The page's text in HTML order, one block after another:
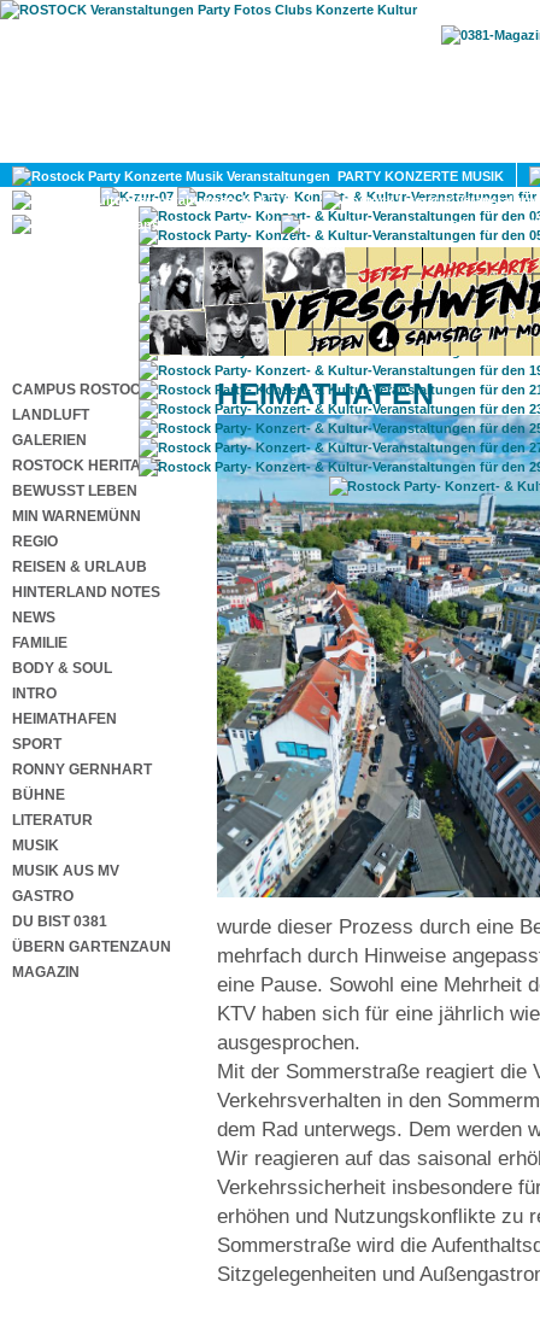
PARTY KONZERTE MUSIK
KULTUR
GAY
CAMPUS ROSTOCK
LANDLUFT
GALERIEN
ROSTOCK HERITAGE
BEWUSST LEBEN
MIN WARNEMÜNN
REGIO
REISEN & URLAUB
HINTERLAND NOTES
NEWS
FAMILIE
BODY & SOUL
INTRO
HEIMATHAFEN
SPORT
RONNY GERNHART
BÜHNE
LITERATUR
MUSIK
MUSIK AUS MV
GASTRO
DU BIST 0381
ÜBERN GARTENZAUN
MAGAZIN
HEIMATHAFEN
wurde dieser Prozess durch eine
mehrfach durch Hinweise
eine Pause. Sowohl eine Mehrheit
KTV haben sich für eine jährlich
ausgesprochen.
Mit der Sommerstraße reagiert die
Verkehrsverhalten in den
dem Rad unterwegs. Dem werden
Wir reagieren auf das saisonal
Verkehrssicherheit insbesondere
erhöhen und Nutzungskonflikte zu
Sommerstraße wird die
Sitzgelegenheiten und